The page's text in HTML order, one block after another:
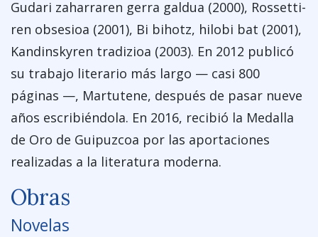
Gudari zaharraren gerra galdua (2000), Rossetti-
ren obsesioa (2001), Bi bihotz, hilobi bat (2001),
Kandinskyren tradizioa (2003). En 2012 publicó
su trabajo literario más largo — casi 800
páginas —, Martutene, después de pasar nueve
años escribiéndola. En 2016, recibió la Medalla
de Oro de Guipuzcoa por las aportaciones
realizadas a la literatura moderna.
Obras
Novelas